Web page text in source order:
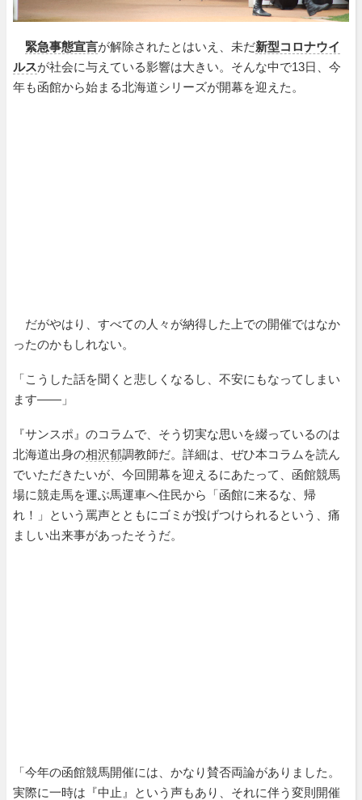
緊急事態宣言が解除されたとはいえ、未だ新型コロナウイ
ルスが社会に与えている影響は大きい。そんな中で13日、今
年も函館から始まる北海道シリーズが開幕を迎えた。
だがやはり、すべての人々が納得した上での開催ではなか
ったのかもしれない。
「こうした話を聞くと悲しくなるし、不安にもなってしまい
ます――」
『サンスポ』のコラムで、そう切実な思いを綴っているのは
北海道出身の相沢郁調教師だ。詳細は、ぜひ本コラムを読ん
でいただきたいが、今回開幕を迎えるにあたって、函館競馬
場に競走馬を運ぶ馬運車へ住民から「函館に来るな、帰
れ！」という罵声とともにゴミが投げつけられるという、痛
ましい出来事があったそうだ。
「今年の函館競馬開催には、かなり賛否両論がありました。
実際に一時は『中止』という声もあり、それに伴う変則開催